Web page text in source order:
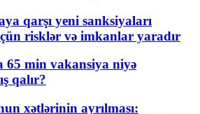
qarşı yeni sanksiyaları
risklər və imkanlar yaradır
65 min vakansiya niyə
qalır?
xətlərinin ayrılması: